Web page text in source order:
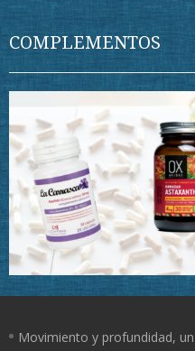
COMPLEMENTOS
Movimiento y profundidad,